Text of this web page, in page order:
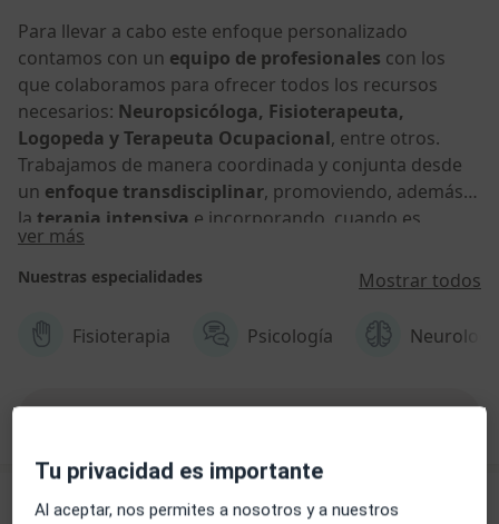
Para llevar a cabo este enfoque personalizado
contamos con un equipo de profesionales con los
que colaboramos para ofrecer todos los recursos
necesarios: Neuropsicóloga, Fisioterapeuta,
Logopeda y Terapeuta Ocupacional, entre otros.
Trabajamos de manera coordinada y conjunta desde
un enfoque transdisciplinar, promoviendo, además,
la terapia intensiva e incorporando, cuando es
preciso,
para conseguir los mejores resultados.
ver más
Nuestras especialidades Mostrar todos
Fisioterapia Psicología
Servicios
Tu privacidad es importante
Al aceptar, nos permites a nosotros y a nuestros